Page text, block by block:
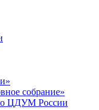
собрание»
о ЦДУМ России